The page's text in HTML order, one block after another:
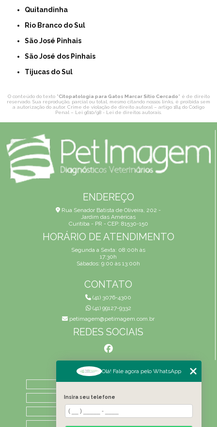
Quitandinha
Rio Branco do Sul
São José Pinhais
São José dos Pinhais
Tijucas do Sul
O conteúdo do texto "Citopatologia para Gatos Marcar Sítio Cercado" é de direito
reservado. Sua reprodução, parcial ou total, mesmo citando nossos links, é proibida sem
a autorização do autor. Crime de violação de direito autoral – artigo 184 do Código
Penal – Lei 9610/98 - Lei de direitos autorais
ENDEREÇO
Rua Senador Batista de Oliveira, 202 -
Jardim das Américas
Curitiba - PR - CEP: 81530-150
HORÁRIO DE ATENDIMENTO
Segunda a Sexta: 08:00h às
17:30h
Sábados: 9:00 às 13:00h
CONTATO
(41) 3076-4300
(41) 99127-9332
petimagem@petimagem.com.br
REDES SOCIAIS
MENU
HOME
QUEM SOMOS
ATIVIDADES
CONTATO
Olá! Fale agora pelo WhatsApp
Insira seu telefone